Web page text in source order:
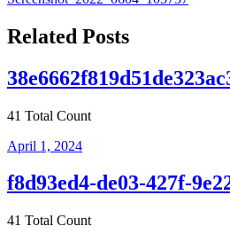
navigation
Related Posts
41 Total Count
April 1, 2024
f8d93ed4-de03-427f-
41 Total Count